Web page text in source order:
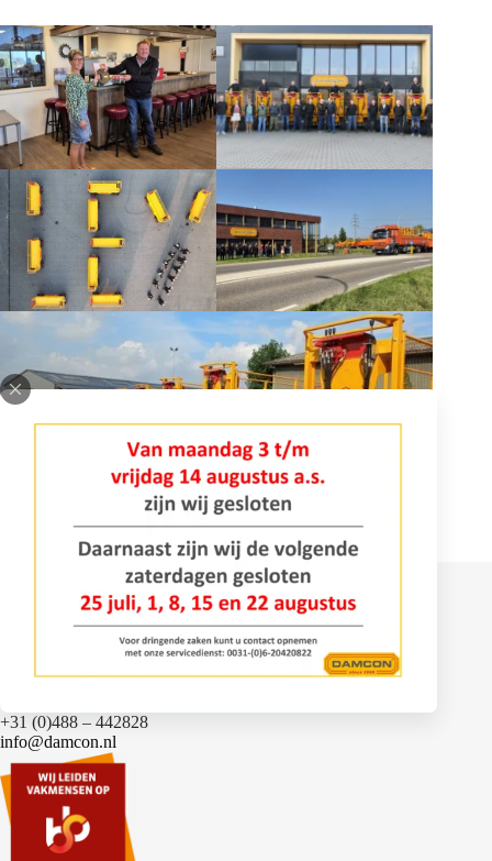
Bomenlaan 2
+31 (0)488 – 442828
info@damcon.nl